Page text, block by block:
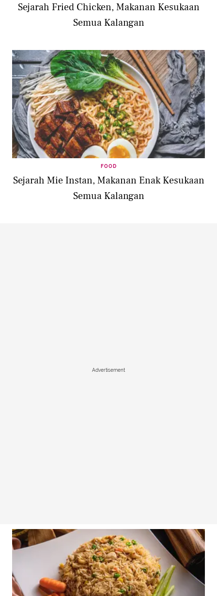
Sejarah Fried Chicken, Makanan Kesukaan
Semua Kalangan
FOOD
Sejarah Mie Instan, Makanan Enak Kesukaan
Semua Kalangan
Advertisement